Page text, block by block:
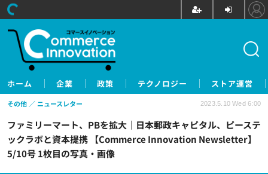
ホーム 企業 政策 テクノロジー ストア運営
ファミリーマート、PBを拡大｜日本郵政キャピタル、ピーステ
ックラボと資本提携 【Commerce Innovation Newsletter】
5/10号 1枚目の写真・画像
その他 ニュースレター 2023.5.10 Wed 6:00